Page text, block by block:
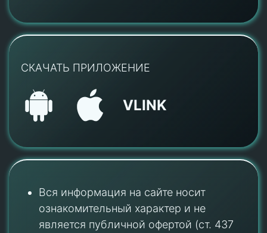
СКАЧАТЬ ПРИЛОЖЕНИЕ
VLINK
Вся информация на сайте носит
ознакомительный характер и не
является публичной офертой (ст. 437